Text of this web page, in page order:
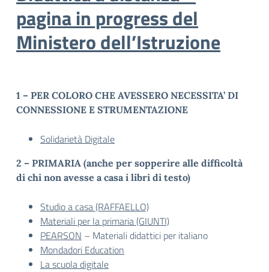
pagina in progress del
Ministero dell’Istruzione
1 – PER COLORO CHE AVESSERO NECESSITA’ DI
CONNESSIONE E STRUMENTAZIONE
Solidarietà Digitale
2 – PRIMARIA (anche per sopperire alle difficoltà
di chi non avesse a casa i libri di testo)
Studio a casa (RAFFAELLO)
Materiali per la primaria (GIUNTI)
PEARSON – Materiali didattici per italiano
Mondadori Education
La scuola digitale